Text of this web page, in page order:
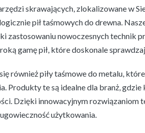
skrawających, zlokalizowane w
pił taśmowych do drewna.
zastosowaniu nowoczesnych technik
gamę pił, które doskonale
również piły taśmowe do metalu,
Produkty te są idealne dla branż,
Dzięki innowacyjnym rozwiązaniom
użytkowania.